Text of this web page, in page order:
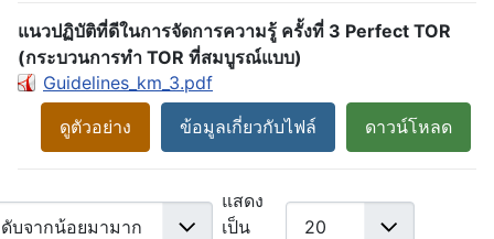
แนวปฏิบัติที่ดีในการจัดการความรู้ ครั้งที่ 3 Perfect TOR
(กระบวนการทำ TOR ที่สมบูรณ์แบบ)
Guidelines_km_3.pdf
ดาวน์โหลด
ข้อมูลเกี่ยวกับไฟล์
ดูตัวอย่าง
แสดง
เป็น